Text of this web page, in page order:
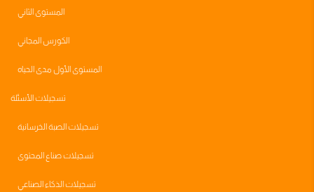
المستوى الثاني
الكورس المجاني
المستوى الأول مدى الحياه
تسجيلات الأسئلة
تسجيلات الصبة الخرسانية
تسجيلات صناع المحتوى
تسجيلات الذكاء الصناعي